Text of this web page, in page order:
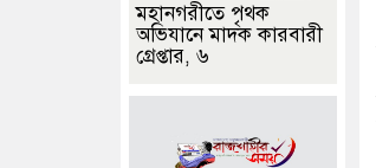
মহানগরীতে পৃথক
অভিযানে মাদক কারবারী
গ্রেপ্তার, ৬